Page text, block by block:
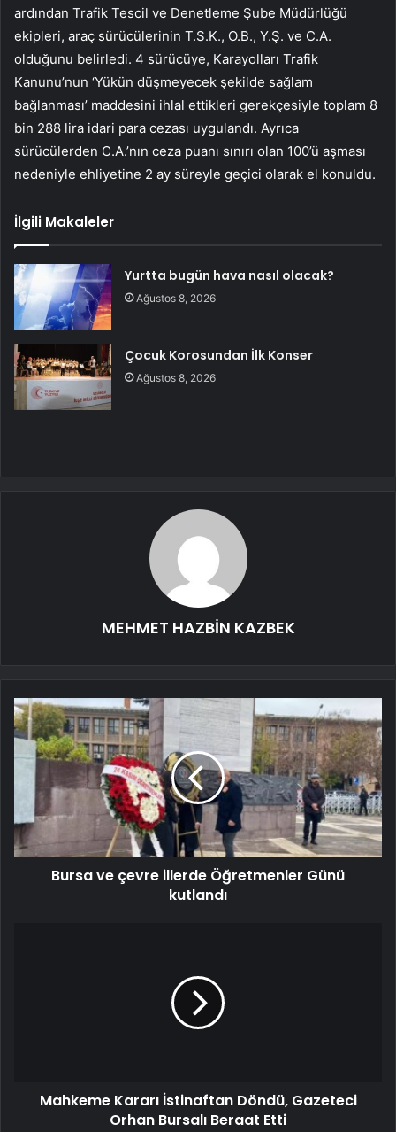
ardından Trafik Tescil ve Denetleme Şube Müdürlüğü
ekipleri, araç sürücülerinin T.S.K., O.B., Y.Ş. ve C.A.
olduğunu belirledi. 4 sürücüye, Karayolları Trafik
Kanunu’nun ‘Yükün düşmeyecek şekilde sağlam
bağlanması’ maddesini ihlal ettikleri gerekçesiyle toplam 8
bin 288 lira idari para cezası uygulandı. Ayrıca
sürücülerden C.A.’nın ceza puanı sınırı olan 100’ü aşması
nedeniyle ehliyetine 2 ay süreyle geçici olarak el konuldu.
İlgili Makaleler
Yurtta bugün hava nasıl olacak?
Ağustos 8, 2026
Çocuk Korosundan İlk Konser
Ağustos 8, 2026
MEHMET HAZBİN KAZBEK
Bursa ve çevre illerde Öğretmenler Günü
kutlandı
Mahkeme Kararı İstinaftan Döndü, Gazeteci
Orhan Bursalı Beraat Etti